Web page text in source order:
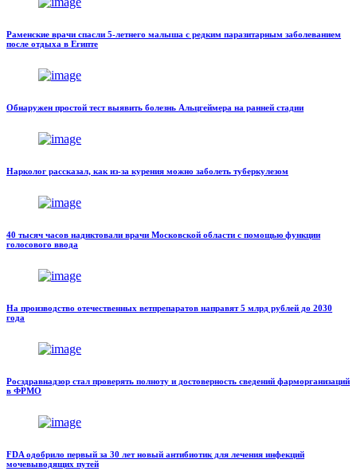
Раменские врачи спасли 5-летнего малыша с редким паразитарным заболеванием
после отдыха в Египте
Обнаружен простой тест выявить болезнь Альцгеймера на ранней стадии
Нарколог рассказал, как из-за курения можно заболеть туберкулезом
40 тысяч часов надиктовали врачи Московской области с помощью функции
голосового ввода
На производство отечественных ветпрепаратов направят 5 млрд рублей до 2030
года
Росздравнадзор стал проверять полноту и достоверность сведений фарморганизаций
в ФРМО
FDA одобрило первый за 30 лет новый антибиотик для лечения инфекций
мочевыводящих путей